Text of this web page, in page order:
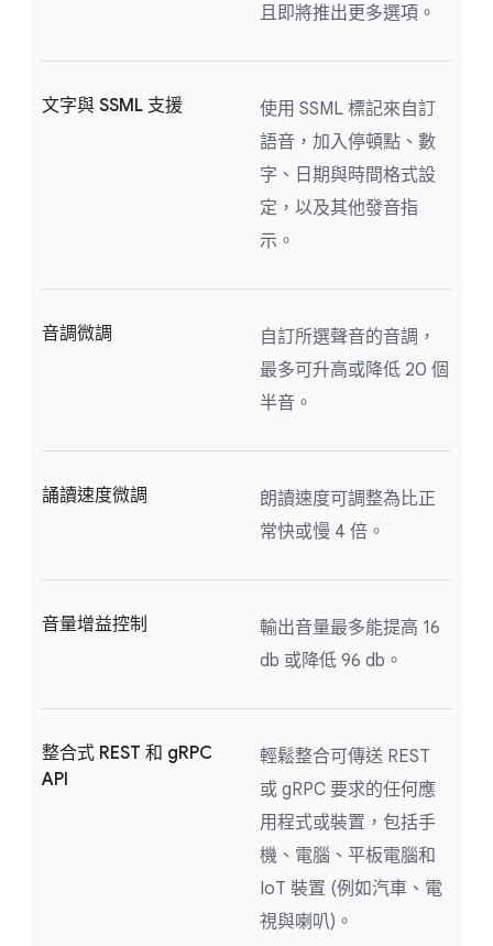
且即將推出更多選項。
文字與 SSML 支援
使用 SSML 標記來自訂
語音，加入停頓點、數
字、日期與時間格式設
定，以及其他發音指
示。
音調微調
自訂所選聲音的音調，
最多可升高或降低 20 個
半音。
誦讀速度微調
朗讀速度可調整為比正
常快或慢 4 倍。
音量增益控制
輸出音量最多能提高 16
db 或降低 96 db。
整合式 REST 和 gRPC
API
輕鬆整合可傳送 REST
或 gRPC 要求的任何應
用程式或裝置，包括手
機、電腦、平板電腦和
IoT 裝置 (例如汽車、電
視與喇叭)。